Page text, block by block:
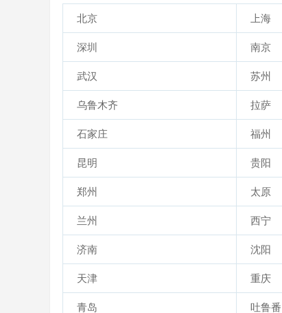
北京 上海
深圳 南京
武汉 苏州
乌鲁木齐 拉萨
石家庄 福州
昆明 贵阳
郑州 太原
兰州 西宁
济南 沈阳
天津 重庆
青岛 吐鲁番